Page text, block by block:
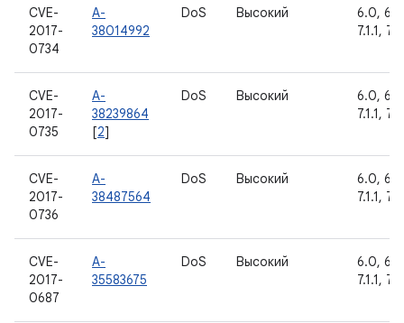
CVE-
2017-
0734
A-
38014992
DoS Высокий
6.0,
7.1.1,
CVE-
2017-
0735
A-
38239864
[2]
DoS Высокий
6.0,
7.1.1,
CVE-
2017-
0736
A-
38487564
DoS Высокий
6.0,
7.1.1,
CVE-
2017-
0687
A-
35583675
DoS Высокий
6.0,
7.1.1,